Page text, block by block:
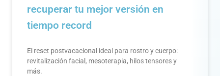
recuperar tu mejor versión en
tiempo record
El reset postvacacional ideal para rostro y cuerpo:
revitalización facial, mesoterapia, hilos tensores y
más.